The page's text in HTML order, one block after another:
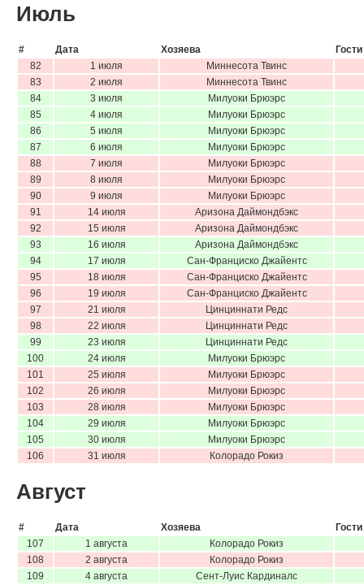
Июль
# Дата Хозяева
Гости
82
1 июля
Миннесота Твинс
83
2 июля
Миннесота Твинс
84
3 июля
Милуоки Брюэрс
85
4 июля
Милуоки Брюэрс
86
5 июля
Милуоки Брюэрс
87
6 июля
Милуоки Брюэрс
88
7 июля
Милуоки Брюэрс
89
8 июля
Милуоки Брюэрс
90
9 июля
Милуоки Брюэрс
91
14 июля
Аризона Даймондбэкс
92
15 июля
Аризона Даймондбэкс
93
16 июля
Аризона Даймондбэкс
94
17 июля
Сан-Франциско Джайентс
95
18 июля
Сан-Франциско Джайентс
96
19 июля
Сан-Франциско Джайентс
97
21 июля
Цинциннати Редс
98
22 июля
Цинциннати Редс
99
23 июля
Цинциннати Редс
100
24 июля
Милуоки Брюэрс
101
25 июля
Милуоки Брюэрс
102
26 июля
Милуоки Брюэрс
103
28 июля
Милуоки Брюэрс
104
29 июля
Милуоки Брюэрс
105
30 июля
Милуоки Брюэрс
106
31 июля Колорадо Рокиз
Август
# Дата Хозяева
Гости
107
1 августа
Колорадо Рокиз
108
2 августа
Колорадо Рокиз
109
4 августа
Сент-Луис Кардиналс